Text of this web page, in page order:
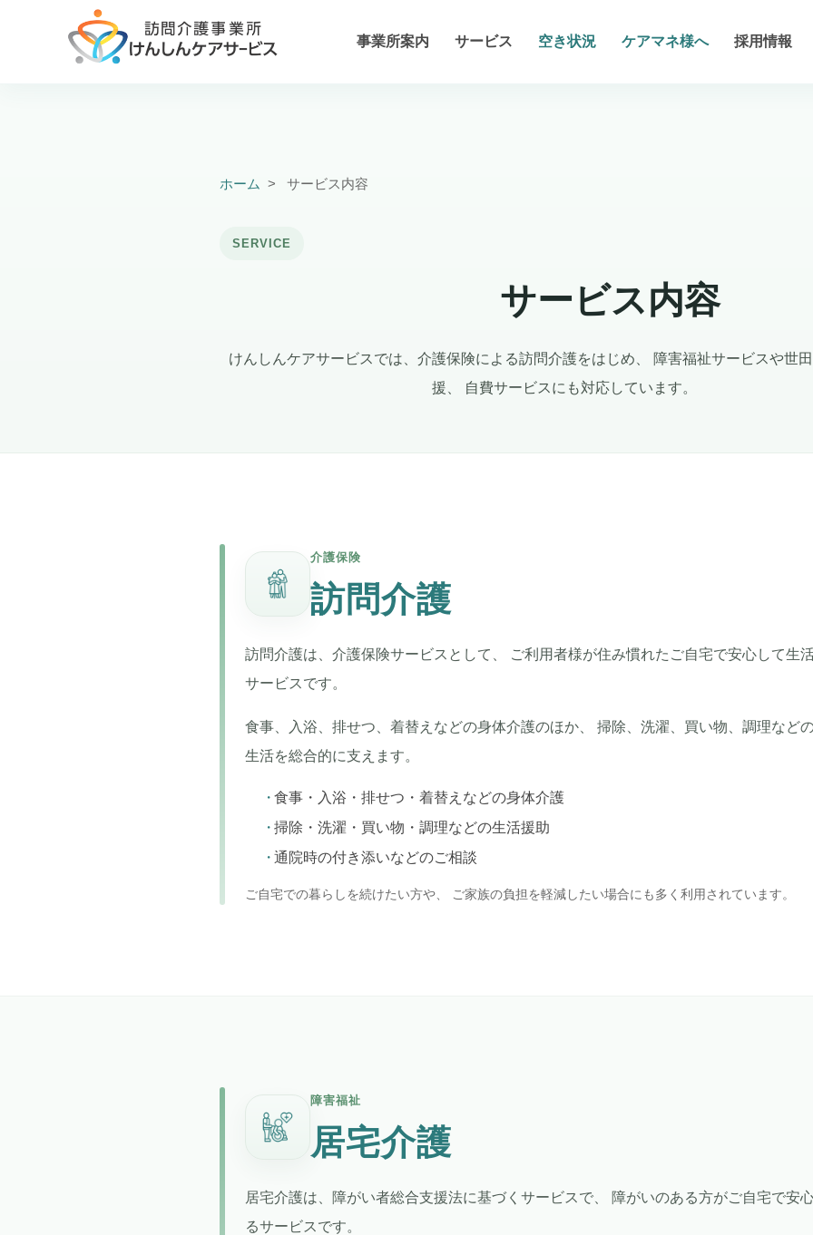
事業所案内 サービス 空き状況 ケアマネ様へ 採用情報
ホーム > サービス内容
SERVICE
サービス内容
けんしんケアサービスでは、介護保険による訪問介護をはじめ、 障害福祉サービスや世
援、 自費サービスにも対応しています。
介護保険
訪問介護
訪問介護は、介護保険サービスとして、 ご利用者様が住み慣れたご自宅で安心して生
サービスです。
食事、入浴、排せつ、着替えなどの身体介護のほか、 掃除、洗濯、買い物、調理など
生活を総合的に支えます。
食事・入浴・排せつ・着替えなどの身体介護
掃除・洗濯・買い物・調理などの生活援助
通院時の付き添いなどのご相談
ご自宅での暮らしを続けたい方や、 ご家族の負担を軽減したい場合にも多く利用されています。
障害福祉
居宅介護
居宅介護は、障がい者総合支援法に基づくサービスで、 障がいのある方がご自宅で安
るサービスです。